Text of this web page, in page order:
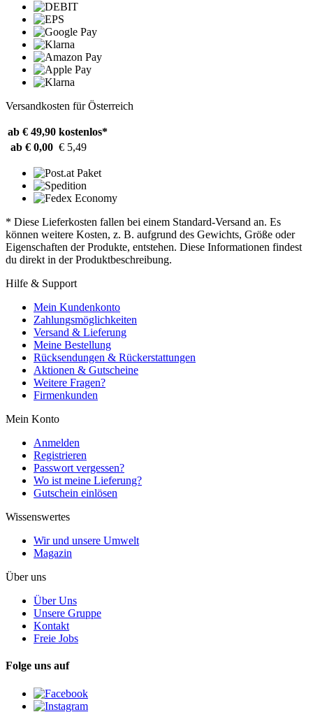
Versandkosten für Österreich
ab € 49,90 kostenlos*
ab € 0,00 € 5,49
* Diese Lieferkosten fallen bei einem Standard-Versand an. Es
können weitere Kosten, z. B. aufgrund des Gewichts, Größe oder
Eigenschaften der Produkte, entstehen. Diese Informationen findest
du direkt in der Produktbeschreibung.
Hilfe & Support
Mein Kundenkonto
Zahlungsmöglichkeiten
Versand & Lieferung
Meine Bestellung
Rücksendungen & Rückerstattungen
Aktionen & Gutscheine
Weitere Fragen?
Firmenkunden
Mein Konto
Anmelden
Registrieren
Passwort vergessen?
Wo ist meine Lieferung?
Gutschein einlösen
Wissenswertes
Wir und unsere Umwelt
Magazin
Über uns
Über Uns
Unsere Gruppe
Kontakt
Freie Jobs
Folge uns auf